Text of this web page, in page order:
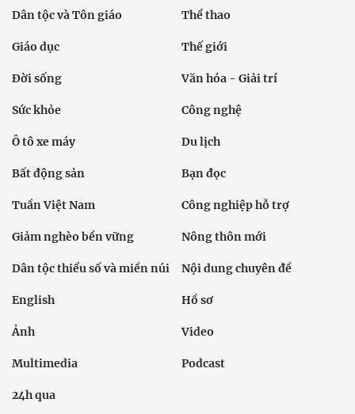
Dân tộc và Tôn giáo Thể thao
Giáo dục Thế giới
Đời sống Văn hóa - Giải trí
Sức khỏe Công nghệ
Ô tô xe máy Du lịch
Bất động sản Bạn đọc
Tuần Việt Nam Công nghiệp hỗ trợ
Giảm nghèo bền vững Nông thôn mới
Dân tộc thiểu số và miền núi Nội dung chuyên đề
English Hồ sơ
Ảnh Video
Multimedia Podcast
24h qua